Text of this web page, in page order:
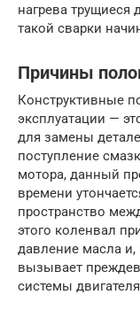
нагрева трущиеся
такой сварки
Причины
Конструктивные
эксплуатации —
для замены
поступление
мотора, данный
времени
пространство
этого коленвал
давление масла и,
вызывает
системы